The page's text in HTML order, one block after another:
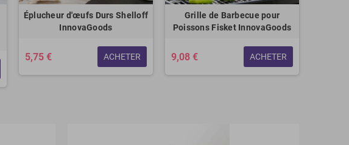
Éplucheur d'œufs Durs Shelloff
InnovaGoods
5,75 € ACHETER
Grille de Barbecue pour
Poissons Fisket InnovaGoods
9,08 € ACHETER